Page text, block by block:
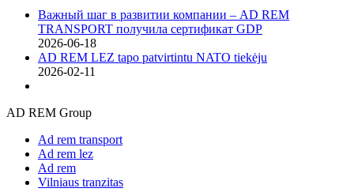
Важный шаг в развитии компании – AD REM
TRANSPORT получила сертификат GDP
2026-06-18
AD REM LEZ tapo patvirtintu NATO tiekėju
2026-02-11
AD REM Group
Ad rem transport
Ad rem lez
Ad rem
Vilniaus tranzitas